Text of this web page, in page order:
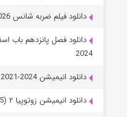
دانلود فیلم ضربه شانس Lucky Strike 2026
2024
دانلود انیمیشن Star Wars: The Bad Batch 2021-2024
دانلود انیمیشن زوتوپیا ۲ Zootopia 2 (2025)